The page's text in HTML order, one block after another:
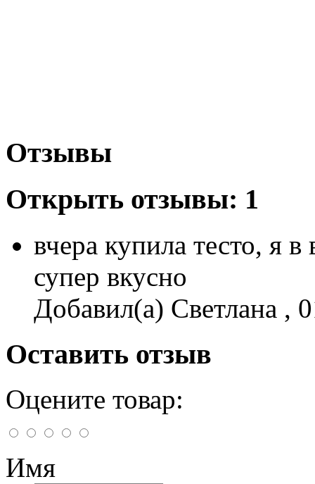
Отзывы
Открыть отзывы: 1
вчера купила тесто, я
супер вкусно
Добавил(а) Светлана ,
Оставить отзыв
Оцените товар:
Имя